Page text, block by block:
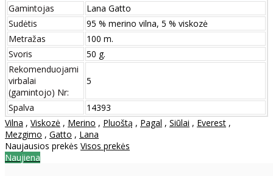
Gamintojas
Lana Gatto
Sudėtis
95 % merino vilna, 5 % viskozė
Metražas
100 m.
Svoris
50 g.
Rekomenduojami
virbalai
(gamintojo) Nr:
5
Spalva
14393
Vilna , Viskozė , Merino , Pluoštą , Pagal , Siūlai , Everest ,
Mezgimo , Gatto , Lana
Naujausios prekės Visos prekės
Naujiena